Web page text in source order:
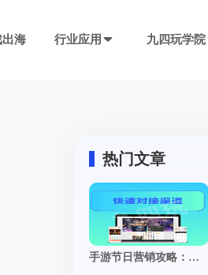
值通道...等
行业对比
帮您甄选最优质的
出海 行业应用
上增加数据监控
等价兑换游戏币，
公众号折扣充值
使用公众号一键
大转盘（抽奖）
九四玩学院
游戏直播课程
热门文章
手游节日营销攻略：借势热点策划专属活动，引爆转化率飙升